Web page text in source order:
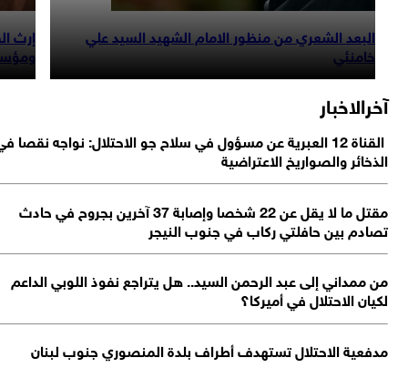
البعد الشعري من منظور الامام الشهيد السيد علي
خامنئي
إرث
ومؤسسات
القناة 12 العبرية عن مسؤول في سلاح جو الاحتلال: نواجه نقصا في
والصواريخ الاعتراضية
مقتل ما لا يقل عن 22 شخصا وإصابة 37 آخرين بجروح في حادث
بين حافلتي ركاب في جنوب النيجر
ممداني إلى عبد الرحمن السيد.. هل يتراجع نفوذ اللوبي الداعم
الاحتلال في أميركا؟
الاحتلال تستهدف أطراف بلدة المنصوري جنوب لبنان